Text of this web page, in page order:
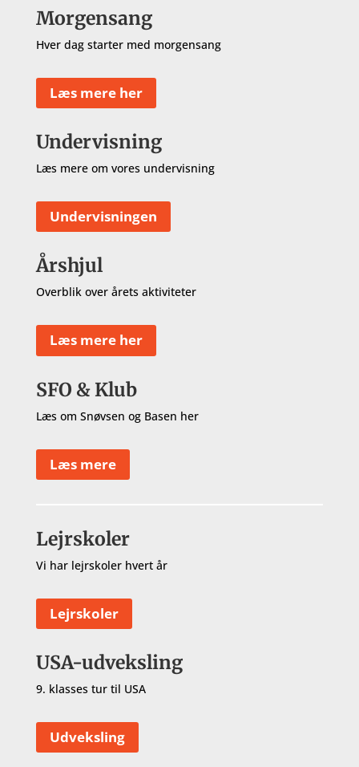
Morgensang
Hver dag starter med morgensang
Læs mere her
Undervisning
Læs mere om vores undervisning
Undervisningen
Årshjul
Overblik over årets aktiviteter
Læs mere her
SFO & Klub
Læs om Snøvsen og Basen her
Læs mere
Lejrskoler
Vi har lejrskoler hvert år
Lejrskoler
USA-udveksling
9. klasses tur til USA
Udveksling